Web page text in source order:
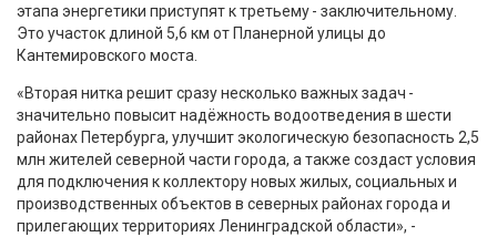
этапа энергетики приступят к третьему - заключительному.
Это участок длиной 5,6 км от Планерной улицы до
Кантемировского моста.
«Вторая нитка решит сразу несколько важных задач -
значительно повысит надёжность водоотведения в шести
районах Петербурга, улучшит экологическую безопасность 2,5
млн жителей северной части города, а также создаст условия
для подключения к коллектору новых жилых, социальных и
производственных объектов в северных районах города и
прилегающих территориях Ленинградской области», -